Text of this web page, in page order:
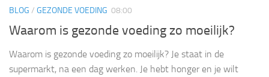
BLOG / GEZONDE VOEDING 08:00
Waarom is gezonde voeding zo moeilijk?
Waarom is gezonde voeding zo moeilijk? Je staat in de
supermarkt, na een dag werken. Je hebt honger en je wilt